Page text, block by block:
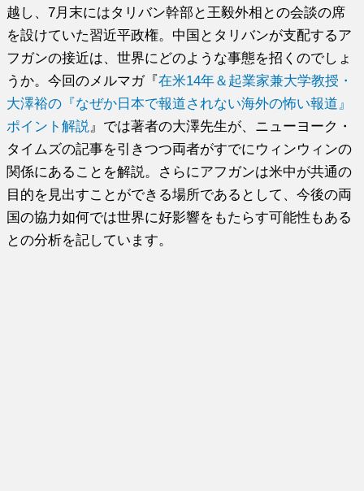
越し、7月末にはタリバン幹部と王毅外相との会談の席
を設けていた習近平政権。中国とタリバンが支配するア
フガンの接近は、世界にどのような事態を招くのでしょ
うか。今回のメルマガ『在米14年＆起業家兼大学教授・
大澤裕の『なぜか日本で報道されない海外の怖い報道』
ポイント解説 』では著者の大澤先生が、ニューヨーク・
タイムズの記事を引きつつ両者がすでにウィンウィンの
関係にあることを解説。さらにアフガンは米中が共通の
目的を見出すことができる場所であるとして、今後の両
国の協力如何では世界に好影響をもたらす可能性もある
との分析を記しています。